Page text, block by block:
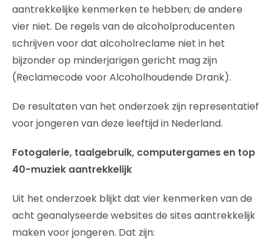
aantrekkelijke kenmerken te hebben; de andere
vier niet. De regels van de alcoholproducenten
schrijven voor dat alcoholreclame niet in het
bijzonder op minderjarigen gericht mag zijn
(Reclamecode voor Alcoholhoudende Drank).
De resultaten van het onderzoek zijn representatief
voor jongeren van deze leeftijd in Nederland.
Fotogalerie, taalgebruik, computergames en top
40-muziek aantrekkelijk
Uit het onderzoek blijkt dat vier kenmerken van de
acht geanalyseerde websites de sites aantrekkelijk
maken voor jongeren. Dat zijn: